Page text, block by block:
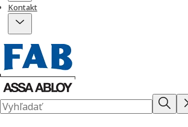
Kontakt